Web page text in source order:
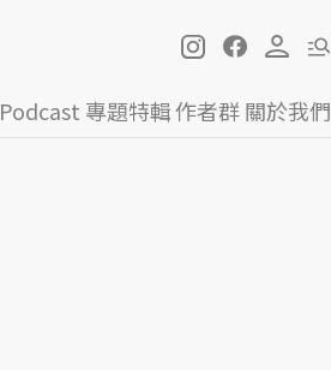
Podcast 專題特輯作者群關於我們